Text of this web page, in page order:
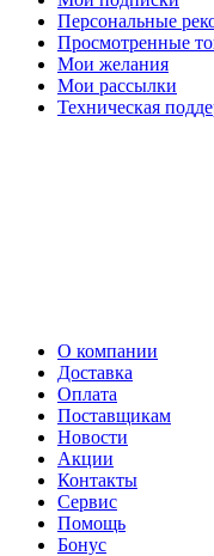
Персональные
Просмотренные
Мои желания
Мои рассылки
Техническая
О компании
Доставка
Оплата
Поставщикам
Новости
Акции
Контакты
Сервис
Помощь
Бонус